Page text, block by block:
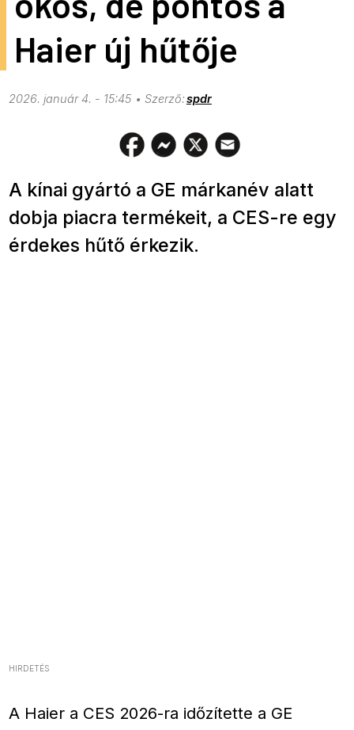
Haier új hűtője
2026. január 4. - 15:45 spdr
A kínai gyártó a GE márkanév alatt
dobja piacra termékeit, a CES-re egy
érdekes hűtő érkezik.
HIRDETÉS
A Haier a CES 2026-ra időzítette a GE